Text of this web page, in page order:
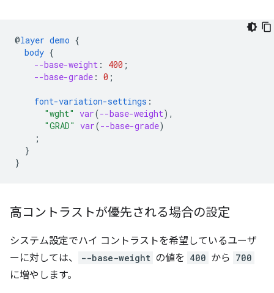
@layer demo {
body {
--base-weight : 400 ;
--base-grade : 0 ;
font-variation-settings :
"wght" var(--base-weight),
"GRAD" var(--base-grade)
;
}
}
高コントラストが優先される場合の設定
システム設定でハイ コントラストを希望しているユーザ
ーに対しては、
--base-weight の値を 400 から 700
に増やします。